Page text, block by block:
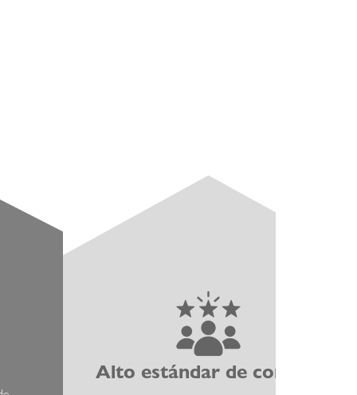
Alto estándar de confort